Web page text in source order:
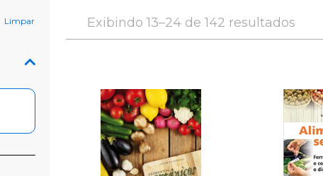
Limpar Exibindo 13–24 de 142 resultados